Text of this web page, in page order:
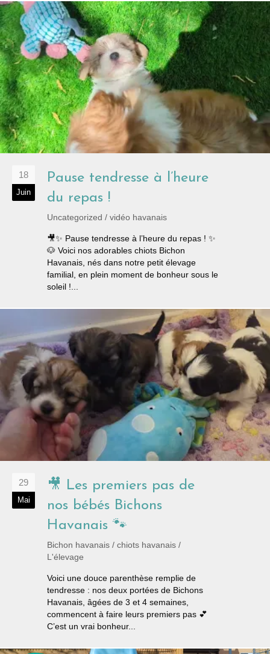
18
Juin
Pause tendresse à l’heure
du repas !
Uncategorized / vidéo havanais
🎥✨ Pause tendresse à l’heure du repas ! ✨
🐶 Voici nos adorables chiots Bichon
Havanais, nés dans notre petit élevage
familial, en plein moment de bonheur sous le
soleil !...
29
Mai
🎥 Les premiers pas de
nos bébés Bichons
Havanais 🐾
Bichon havanais / chiots havanais /
L'élevage
Voici une douce parenthèse remplie de
tendresse : nos deux portées de Bichons
Havanais, âgées de 3 et 4 semaines,
commencent à faire leurs premiers pas 💕
C’est un vrai bonheur...